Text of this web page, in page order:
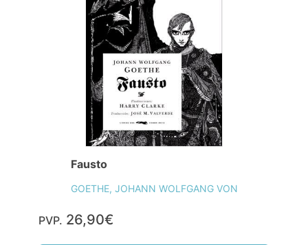
Fausto
GOETHE, JOHANN WOLFGANG VON
PVP. 26,90€